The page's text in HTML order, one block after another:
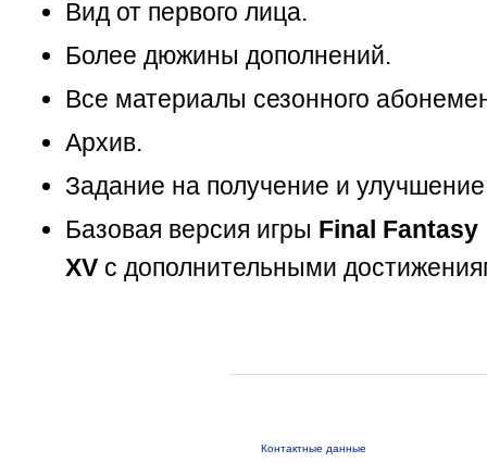
Вид от первого лица.
Более дюжины дополнений.
Все материалы сезонного
Архив.
Задание на получение и
Базовая версия игры Final Fantasy
XV с дополнительными
Контактные данные